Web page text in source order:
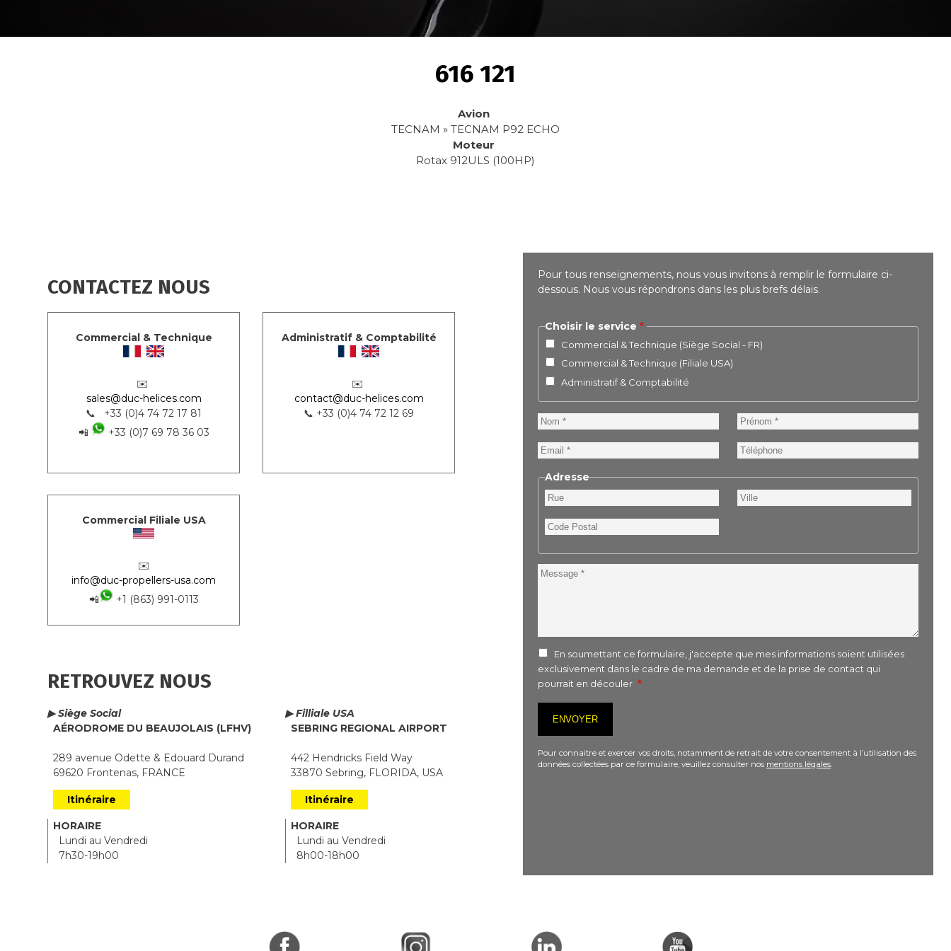
616 121
Avion
TECNAM » TECNAM P92 ECHO
Moteur
Rotax 912ULS (100HP)
CONTACTEZ NOUS
Commercial & Technique
✉️
sales@duc-helices.com
📞 +33 (0)4 74 72 17 81
📲
+33 (0)7 69 78 36 03
Administratif & Comptabilité
✉️
contact@duc-helices.com
📞 +33 (0)4 74 72 12 69
Commercial Filiale USA
✉️
info@duc-propellers-usa.com
📲
+1 (863) 991-0113
RETROUVEZ NOUS
▶ Siège Social
AÉRODROME DU BEAUJOLAIS (LFHV)
289 avenue Odette & Edouard Durand
69620 Frontenas, FRANCE
Itinéraire
HORAIRE
Lundi au Vendredi
7h30-19h00
▶ Filliale USA
SEBRING REGIONAL AIRPORT
442 Hendricks Field Way
33870 Sebring, FLORIDA, USA
Itinéraire
HORAIRE
Lundi au Vendredi
8h00-18h00
Pour tous renseignements, nous vous invitons à remplir le formulaire ci-
dessous. Nous vous répondrons dans les plus brefs délais.
Choisir le service
Commercial & Technique (Siège Social - FR)
Commercial & Technique (Filiale USA)
Administratif & Comptabilité
Nom Prénom
Email Téléphone
Adresse
Rue Ville
Code
Postal
Message
En soumettant ce formulaire, j'accepte que mes informations soient utilisées
exclusivement dans le cadre de ma demande et de la prise de contact qui
pourrait en découler
Pour connaitre et exercer vos droits, notamment de retrait de votre consentement à l’utilisation des
données collectées par ce formulaire, veuillez consulter nos mentions légales.